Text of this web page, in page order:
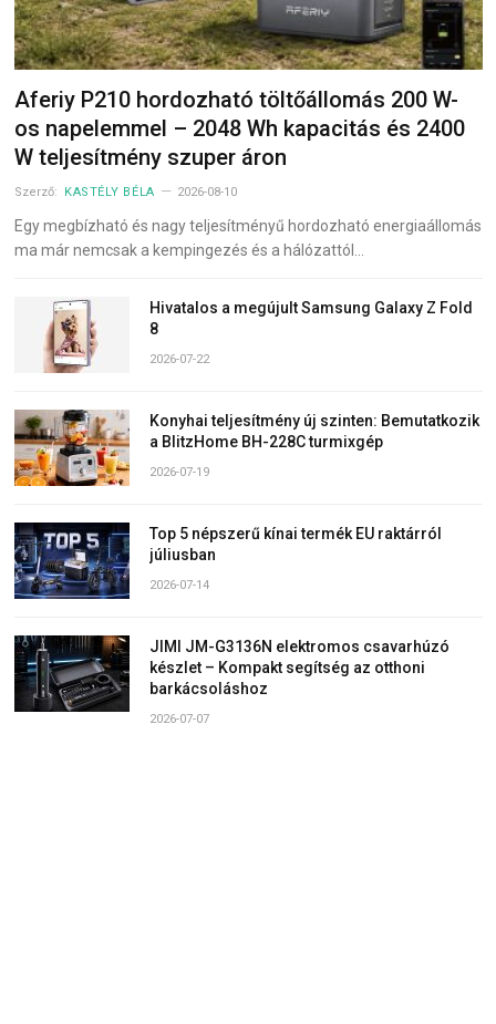
Aferiy P210 hordozható töltőállomás 200 W-
os napelemmel – 2048 Wh kapacitás és 2400
W teljesítmény szuper áron
Szerző: KASTÉLY BÉLA 2026-08-10
Egy megbízható és nagy teljesítményű hordozható energiaállomás
ma már nemcsak a kempingezés és a hálózattól…
Hivatalos a megújult Samsung Galaxy Z Fold
8
2026-07-22
Konyhai teljesítmény új szinten: Bemutatkozik
a BlitzHome BH-228C turmixgép
2026-07-19
Top 5 népszerű kínai termék EU raktárról
júliusban
2026-07-14
JIMI JM-G3136N elektromos csavarhúzó
készlet – Kompakt segítség az otthoni
barkácsoláshoz
2026-07-07